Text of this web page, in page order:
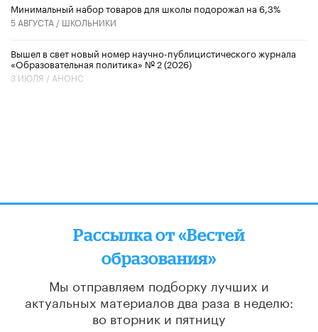
Минимальный набор товаров для школы подорожал на 6,3%
5 АВГУСТА / ШКОЛЬНИКИ
Вышел в свет новый номер научно-публицистического журнала
«Образовательная политика» № 2 (2026)
3 ИЮЛЯ / АНОНС
Рассылка от «Вестей
образования»
Мы отправляем подборку лучших и
актуальных материалов два раза в неделю:
во вторник и пятницу